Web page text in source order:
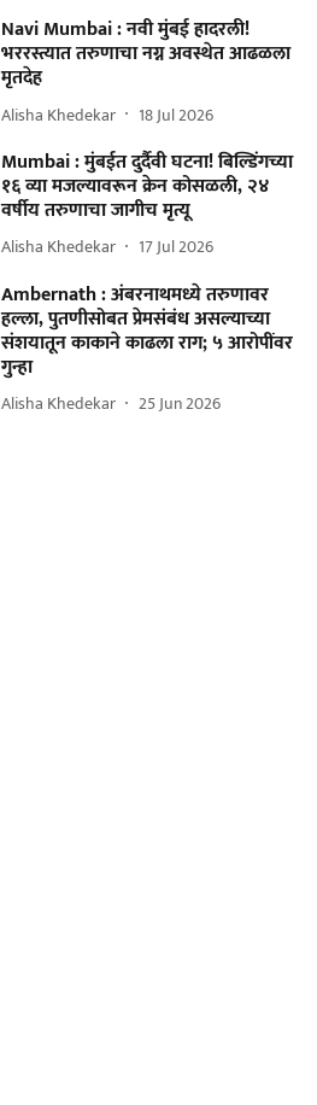
Navi Mumbai : नवी मुंबई हादरली!
भररस्त्यात तरुणाचा नग्न अवस्थेत आढळला
मृतदेह
Alisha Khedekar 18 Jul 2026
Mumbai : मुंबईत दुर्दैवी घटना! बिल्डिंगच्या
१६ व्या मजल्यावरून क्रेन कोसळली, २४
वर्षीय तरुणाचा जागीच मृत्यू
Alisha Khedekar 17 Jul 2026
Ambernath : अंबरनाथमध्ये तरुणावर
हल्ला, पुतणीसोबत प्रेमसंबंध असल्याच्या
संशयातून काकाने काढला राग; ५ आरोपींवर
गुन्हा
Alisha Khedekar 25 Jun 2026